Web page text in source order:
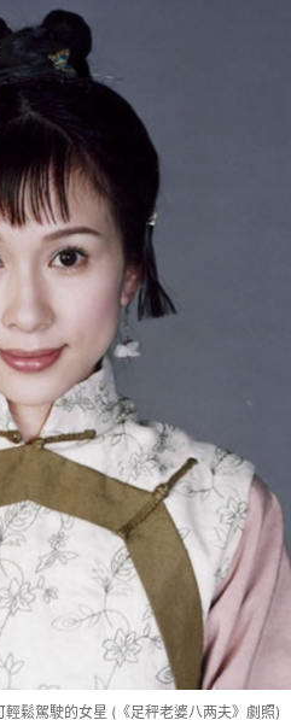
鬆駕駛的女星 (《足秤老婆八两夫》劇照)